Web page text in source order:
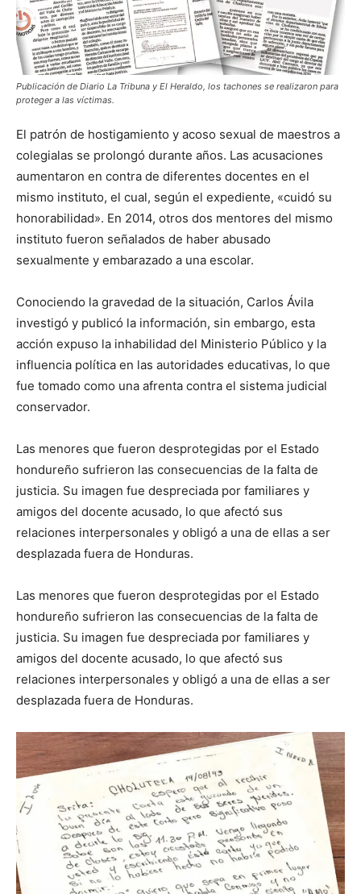
Publicación de Diario La Tribuna y El Heraldo, los tachones se realizaron para
proteger a las víctimas.
El patrón de hostigamiento y acoso sexual de maestros a
colegialas se prolongó durante años. Las acusaciones
aumentaron en contra de diferentes docentes en el
mismo instituto, el cual, según el expediente, «cuidó su
honorabilidad». En 2014, otros dos mentores del mismo
instituto fueron señalados de haber abusado
sexualmente y embarazado a una escolar.
Conociendo la gravedad de la situación, Carlos Ávila
investigó y publicó la información, sin embargo, esta
acción expuso la inhabilidad del Ministerio Público y la
influencia política en las autoridades educativas, lo que
fue tomado como una afrenta contra el sistema judicial
conservador.
Las menores que fueron desprotegidas por el Estado
hondureño sufrieron las consecuencias de la falta de
justicia. Su imagen fue despreciada por familiares y
amigos del docente acusado, lo que afectó sus
relaciones interpersonales y obligó a una de ellas a ser
desplazada fuera de Honduras.
Las menores que fueron desprotegidas por el Estado
hondureño sufrieron las consecuencias de la falta de
justicia. Su imagen fue despreciada por familiares y
amigos del docente acusado, lo que afectó sus
relaciones interpersonales y obligó a una de ellas a ser
desplazada fuera de Honduras.